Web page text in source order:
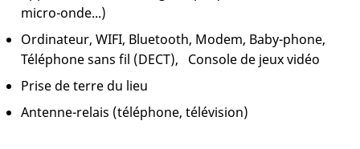
micro-onde...)
Ordinateur, WIFI, Bluetooth, Modem, Baby-phone,
Téléphone sans fil (DECT), Console de jeux vidéo
Prise de terre du lieu
Antenne-relais (téléphone, télévision)